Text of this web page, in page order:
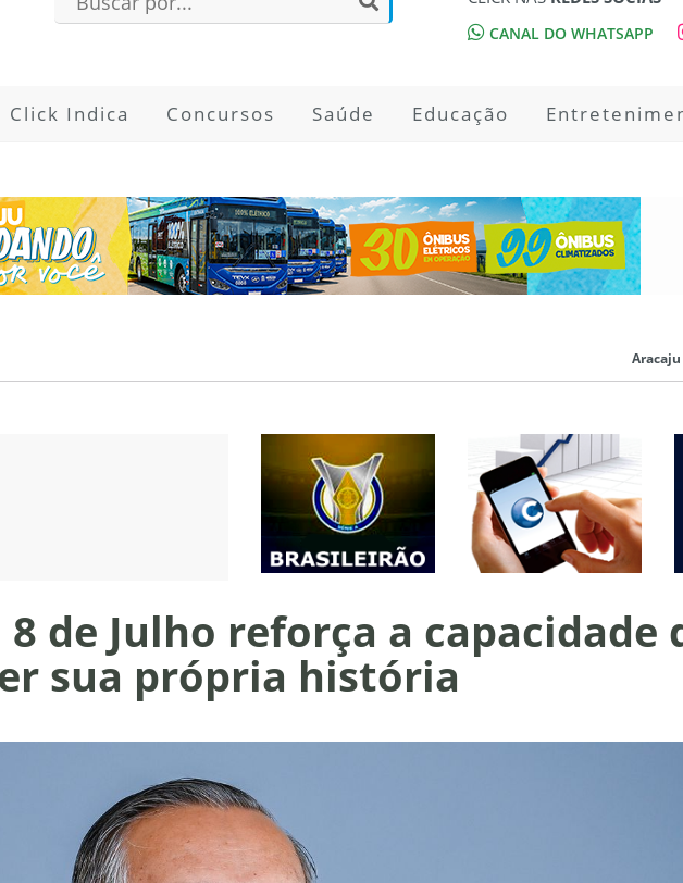
CANAL DO WHATSAPP
Click Indica Concursos Saúde Educação
Aracaju
de Julho reforça a capacidade
sua própria história